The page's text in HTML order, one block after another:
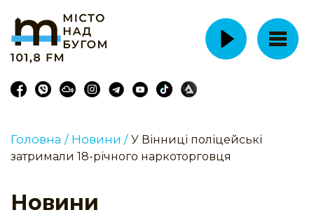
Головна / Новини / У Вінниці поліцейські
затримали 18-річного наркоторговця
Новини